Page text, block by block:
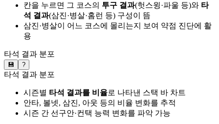
칸을 누르면 그 코스의 투구 결과(헛스윙·파울 등)와 타
석 결과(삼진·병살·홈런 등) 구성이 뜸
삼진·병살이 어느 코스에 몰리는지 보여 약점 진단에 활
용
타석 결과 분포
💾 ?
타석 결과 분포
시즌별 타석 결과를 비율로 나타낸 스택 바 차트
안타, 볼넷, 삼진, 아웃 등의 비율 변화를 추적
시즌 간 선구안·컨택 능력 변화를 파악 가능